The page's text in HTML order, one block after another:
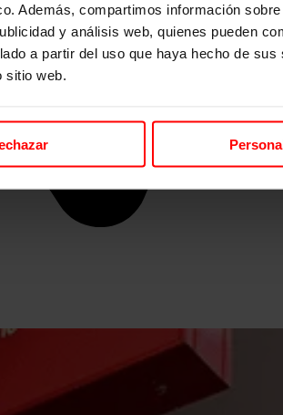
Además, compartimos información
y análisis web, quienes pueden
a partir del uso que haya hecho de
sitio web.